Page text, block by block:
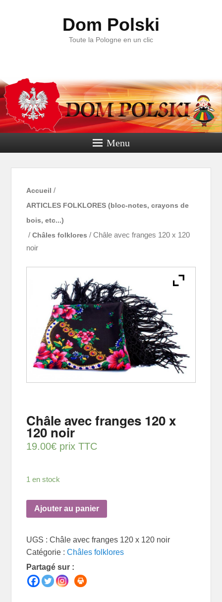
Dom Polski
Toute la Pologne en un clic
Menu
Accueil /
ARTICLES FOLKLORES (bloc-notes, crayons de
bois, etc...)
/Châles folklores / Châle avec franges 120 x 120
noir
Châle avec franges 120 x
120 noir
19.00€ prix TTC
1 en stock
Ajouter au panier
UGS :Châle avec franges 120 x 120 noir
Catégorie :Châles folklores
Partagé sur :